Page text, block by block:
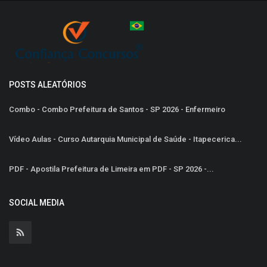
POSTS ALEATÓRIOS
Combo - Combo Prefeitura de Santos - SP 2026 - Enfermeiro
Vídeo Aulas - Curso Autarquia Municipal de Saúde - Itapecerica...
PDF - Apostila Prefeitura de Limeira em PDF - SP 2026 -...
SOCIAL MEDIA